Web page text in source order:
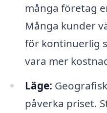
många företag
Många kunder
för kontinuerlig
vara mer
Läge:
påverka priset.